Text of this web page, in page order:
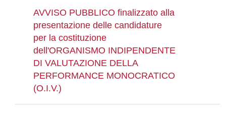
AVVISO PUBBLICO finalizzato alla
presentazione delle candidature
per la costituzione
dell'ORGANISMO INDIPENDENTE
DI VALUTAZIONE DELLA
PERFORMANCE MONOCRATICO
(O.I.V.)